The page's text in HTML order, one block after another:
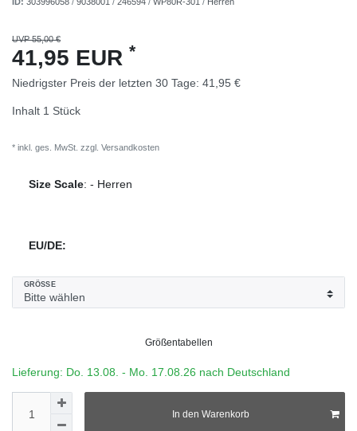
UVP 55,00 €
41,95 EUR *
Niedrigster Preis der letzten 30 Tage: 41,95 €
Inhalt 1 Stück
* inkl. ges. MwSt. zzgl. Versandkosten
Size Scale: - Herren
EU/DE:
GRÖSSE
Größentabellen
Lieferung: Do. 13.08. - Mo. 17.08.26 nach Deutschland
In den Warenkorb